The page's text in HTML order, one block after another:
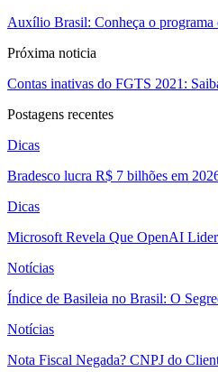
Auxílio Brasil: Conheça o
Próxima noticia
Contas inativas do FGTS 2021:
Postagens recentes
Dicas
Bradesco lucra R$ 7 bilhões em
Dicas
Microsoft Revela Que OpenAI
Notícias
Índice de Basileia no Brasil: O
Notícias
Nota Fiscal Negada? CNPJ do